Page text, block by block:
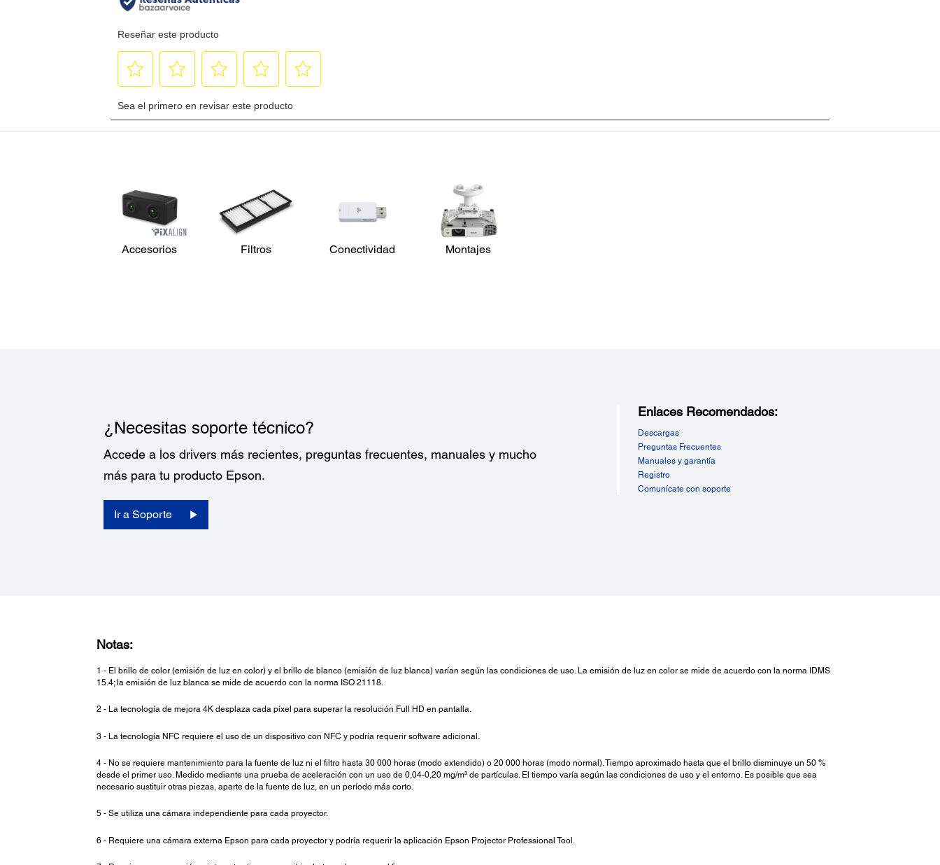
Accesorios Filtros Conectividad Montajes
¿Necesitas soporte técnico?
Accede a los drivers más recientes, preguntas frecuentes, manuales y mucho
más para tu producto Epson.
Ir a Soporte
Enlaces Recomendados:
Descargas
Preguntas Frecuentes
Manuales y garantía
Registro
Comunícate con soporte
Notas:
1 - El brillo de color (emisión de luz en color) y el brillo de blanco (emisión de luz blanca) varían según las condiciones de uso. La emisión de luz en color se mide de acuerdo con la norma IDMS
15.4; la emisión de luz blanca se mide de acuerdo con la norma ISO 21118.
2 - La tecnología de mejora 4K desplaza cada píxel para superar la resolución Full HD en pantalla.
3 - La tecnología NFC requiere el uso de un dispositivo con NFC y podría requerir software adicional.
4 - No se requiere mantenimiento para la fuente de luz ni el filtro hasta 30 000 horas (modo extendido) o 20 000 horas (modo normal). Tiempo aproximado hasta que el brillo disminuye un 50 %
desde el primer uso. Medido mediante una prueba de aceleración con un uso de 0,04-0,20 mg/m³ de partículas. El tiempo varía según las condiciones de uso y el entorno. Es posible que sea
necesario sustituir otras piezas, aparte de la fuente de luz, en un período más corto.
5 - Se utiliza una cámara independiente para cada proyector.
6 - Requiere una cámara externa Epson para cada proyector y podría requerir la aplicación Epson Projector Professional Tool.